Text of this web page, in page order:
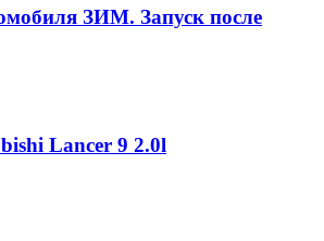
ЗИМ. Запуск после
Lancer 9 2.0l